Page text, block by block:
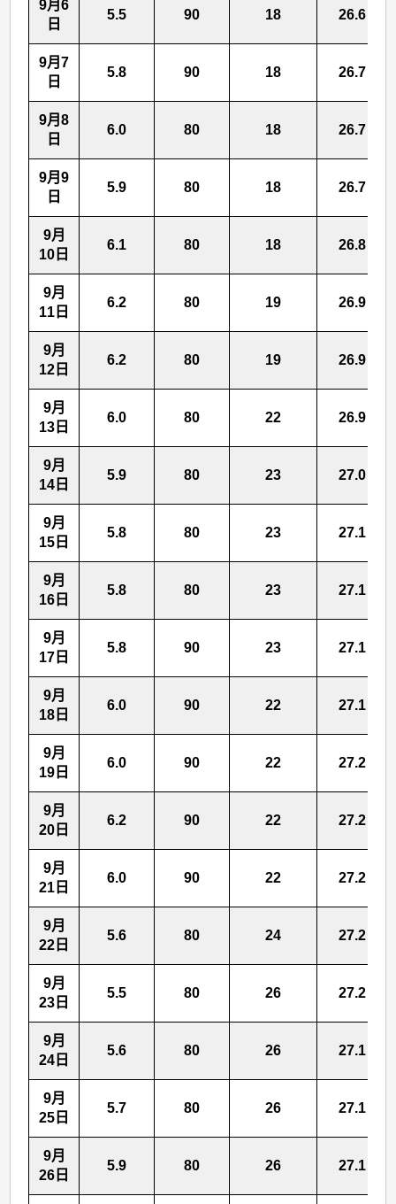
9月6
日
5.5 90 18 26.6
9月7
日
5.8 90 18 26.7
9月8
日
6.0 80 18 26.7
9月9
日
5.9 80 18 26.7
9月
10日
6.1 80 18 26.8
9月
11日
6.2 80 19 26.9
9月
12日
6.2 80 19 26.9
9月
13日
6.0 80 22 26.9
9月
14日
5.9 80 23 27.0
9月
15日
5.8 80 23 27.1
9月
16日
5.8 80 23 27.1
9月
17日
5.8 90 23 27.1
9月
18日
6.0 90 22 27.1
9月
19日
6.0 90 22 27.2
9月
20日
6.2 90 22 27.2
9月
21日
6.0 90 22 27.2
9月
22日
5.6 80 24 27.2
9月
23日
5.5 80 26 27.2
9月
24日
5.6 80 26 27.1
9月
25日
5.7 80 26 27.1
9月
26日
5.9 80 26 27.1